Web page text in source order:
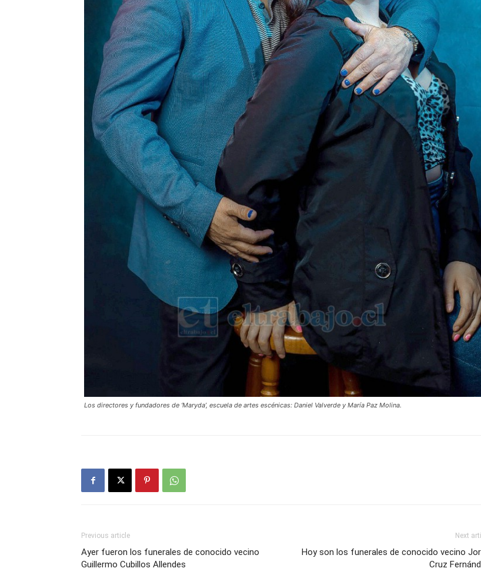
Los directores y fundadores de ‘Maryda’, escuela de artes escénicas: Daniel Valverde y María Paz Molina.
Previous article
Ayer fueron los funerales de conocido vecino
Guillermo Cubillos Allendes
Next
Hoy son los funerales de conocido vecino
Cruz